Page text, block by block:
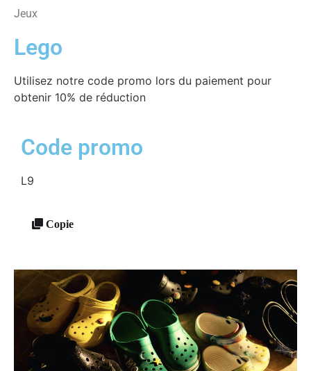
Jeux
Lego
Utilisez notre code promo lors du paiement pour
obtenir 10% de réduction
Code promo
L9
Copie